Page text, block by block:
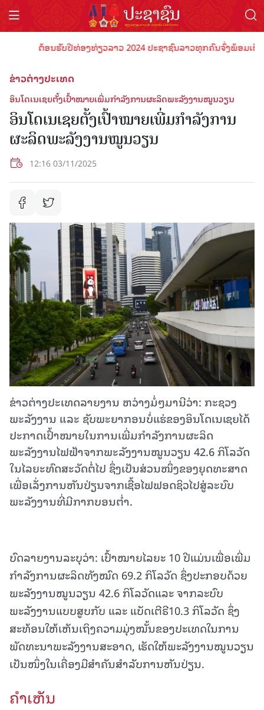
ຕ້ອນຮັບປີທ່ອງທ່ຽວລາວ 2024 ປະຊາຊົນລາວທຸກຄົນຈົ່ງພ້ອມເປັ
ຂ່າວຕ່າງປະເທດ
ອິນໂດເນເຊຍຕັ້ງເປົ້າໝາຍເພີ່ມກຳລັງການຜະລິດພະລັງງານໝູນວຽນ
ອິນໂດເນເຊຍຕັ້ງເປົ້າໝາຍເພີ່ມກຳລັງການ
ຜະລິດພະລັງງານໝູນວຽນ
12:16 03/11/2025
ຂ່າວຕ່າງປະເທດລາຍງານ ຫວ່າງມໍ່ໆມານີວ່າ: ກະຊວງ
ພະລັງງານ ແລະ ຊັບພະຍາກອນບໍ່ແຮ່ຂອງອິນໂດເນເຊຍໄດ້
ປະກາດເປົ້າໝາຍໃນການເພີ່ມກຳລັງການຜະລິດ
ພະລັງງານໄຟຟ້າຈາກພະລັງງານໝູນວຽນ 42.6 ກິໂລວັດ
ໃນໄລຍະທົດສະວັດຕໍ່ໄປ ຊຶ່ງເປັນສ່ວນໜຶ່ງຂອງຍຸດທະສາດ
ເພື່ອເລັ່ງການຫັນປ່ຽນຈາກເຊື້ອໄຟຟອດຊິວໄປສູ່ລະບົບ
ພະລັງງານທີ່ມີກາກບອນຕ່ຳ.
ບົດລາຍງານລະບຸວ່າ: ເປົ້າໝາຍໄລຍະ 10 ປີແມ່ນເພື່ອເພີ່ມ
ກຳລັງການຜະລິດທັງໝົດ 69.2 ກິໂລວັດ ຊຶ່ງປະກອບດ້ວຍ
ພະລັງງານໝູນວຽນ 42.6 ກິໂລວັດແລະ ຈາກລະບົບ
ພະລັງງານແບບສູບກັບ ແລະ ແບັດເຕີຣີ10.3 ກິໂລວັດ ຊຶ່ງ
ສະທ້ອນໃຫ້ເຫັນເຖິງຄວາມມຸ່ງໝັ້ນຂອງປະເທດໃນການ
ພັດທະນາພະລັງງານສະອາດ, ເຮັດໃຫ້ພະລັງງານໝູນວຽນ
ເປັນໜຶ່ງໃນເຄື່ອງມືສຳຄັນສຳລັບການຫັນປ່ຽນ.
ຄໍາເຫັນ